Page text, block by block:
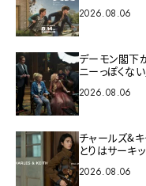
2026.08.06
デーモン閣下が
ニーっぽくない
2026.08.06
チャールズ&
とりはサーキ
2026.08.06